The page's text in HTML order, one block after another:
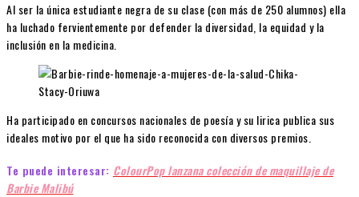
Al ser la única estudiante negra de su clase (con más de 250 alumnos) ella
ha luchado fervientemente por defender la diversidad, la equidad y la
inclusión en la medicina.
Ha participado en concursos nacionales de poesía y su lirica publica sus
ideales motivo por el que ha sido reconocida con diversos premios.
Te puede interesar: ColourPop lanzana colección de maquillaje de
Barbie Malibú